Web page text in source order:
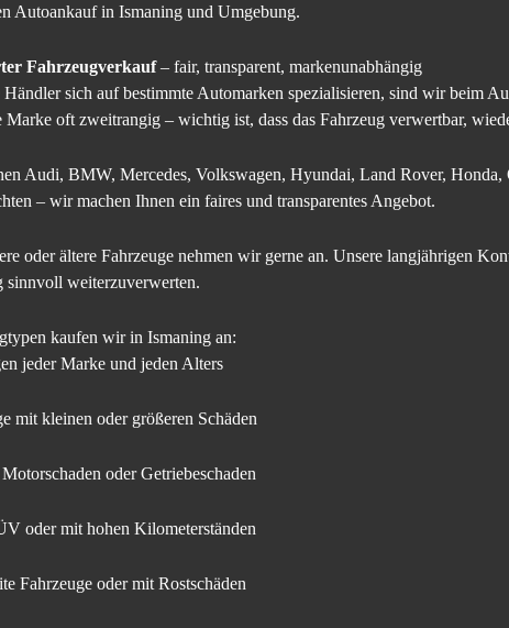
Autoankauf in Ismaning und Umgebung.
Fahrzeugverkauf– fair, transparent, markenunabhängig
sich auf bestimmte Automarken spezialisieren, sind wir beim
Marke oft zweitrangig – wichtig ist, dass das Fahrzeug verwertbar,
Audi, BMW, Mercedes, Volkswagen, Hyundai, Land Rover, Honda,
– wir machen Ihnen ein faires und transparentes Angebot.
oder ältere Fahrzeuge nehmen wir gerne an. Unsere langjährigen
sinnvoll weiterzuverwerten.
kaufen wir in Ismaning an:
jeder Marke und jeden Alters
mit kleinen oder größeren Schäden
oder Getriebeschaden
oder mit hohen Kilometerständen
Fahrzeuge oder mit Rostschäden